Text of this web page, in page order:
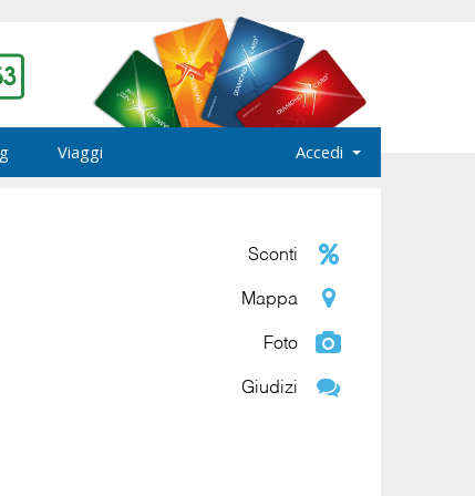
Viaggi Accedi
Sconti
Mappa
Foto
Giudizi